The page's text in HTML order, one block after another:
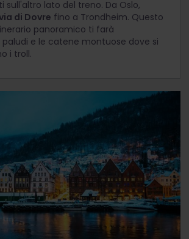
sull'altro lato del treno. Da Oslo,
di Dovre fino a Trondheim. Questo
panoramico ti farà
e le catene montuose dove si
i troll.